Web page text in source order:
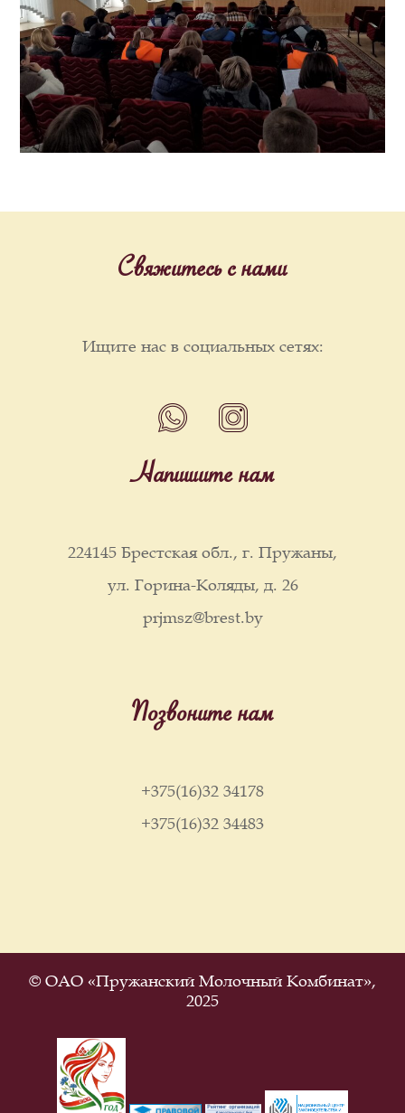
Свяжитесь с нами
Ищите нас в социальных сетях:
Напишите нам
224145 Брестская обл., г. Пружаны,
ул. Горина-Коляды, д. 26
prjmsz@brest.by
Позвоните нам
+375(16)32 34178
+375(16)32 34483
© ОАО «Пружанский Молочный Комбинат»,
2025